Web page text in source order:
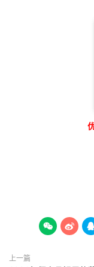
  
上一篇